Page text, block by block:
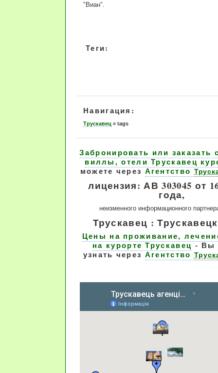
"Виан".
Теги:
Навигация:
Трускавец » tags
Забронировать или заказать
виллы, отели Трускавец
можете черезАгентство
лицензия: АВ 303045 от
года,
неизменного информационного
Трускавец :
Цены на проживание,
на курорте Трускавец- Вы
узнать черезАгентство